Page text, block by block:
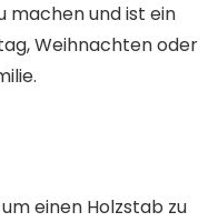
machen und ist ein
Weihnachten oder
einen Holzstab zu